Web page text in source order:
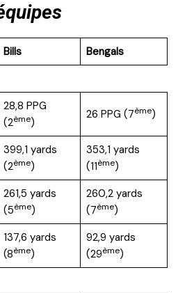
Bills
Bengals
28,8 PPG
(2ème)
26 PPG (7ème)
399,1 yards
(2ème)
353,1 yards
(11ème)
261,5 yards
(5ème)
260,2 yards
(7ème)
137,6 yards
(8ème)
92,9 yards
(29ème)